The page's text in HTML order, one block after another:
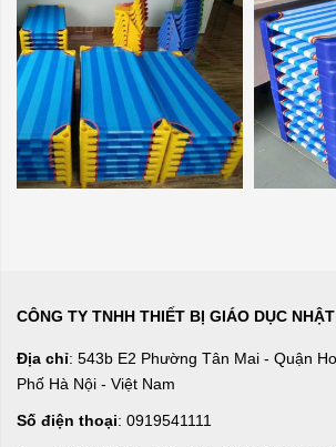
CÔNG TY TNHH THIẾT BỊ GIÁO DỤC
Địa chỉ: 543b E2 Phường Tân Mai - Quận
Phố Hà Nội - Việt Nam
Số điện thoại: 0919541111